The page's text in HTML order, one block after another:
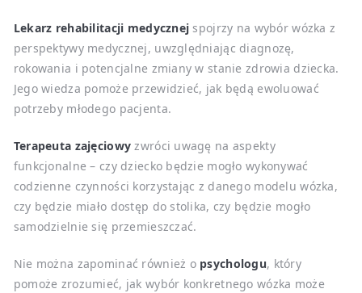
Lekarz rehabilitacji medycznej spojrzy na wybór wózka z
perspektywy medycznej, uwzględniając diagnozę,
rokowania i potencjalne zmiany w stanie zdrowia dziecka.
Jego wiedza pomoże przewidzieć, jak będą ewoluować
potrzeby młodego pacjenta.
Terapeuta zajęciowy zwróci uwagę na aspekty
funkcjonalne – czy dziecko będzie mogło wykonywać
codzienne czynności korzystając z danego modelu wózka,
czy będzie miało dostęp do stolika, czy będzie mogło
samodzielnie się przemieszczać.
Nie można zapominać również o psychologu, który
pomoże zrozumieć, jak wybór konkretnego wózka może